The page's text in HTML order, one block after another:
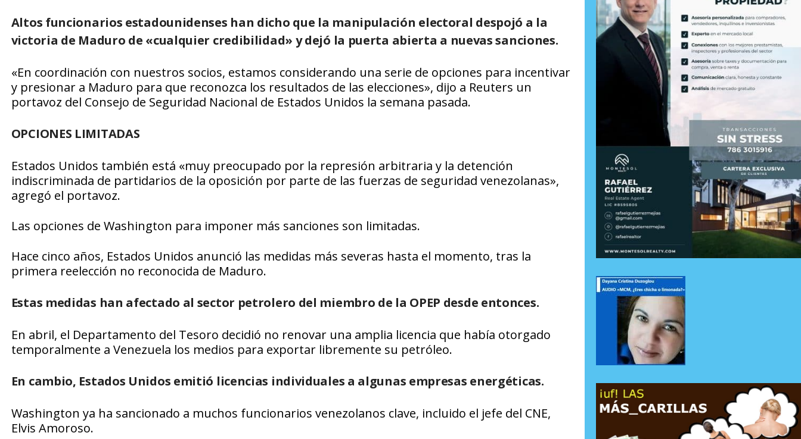
Altos funcionarios estadounidenses han dicho que la manipulación electoral despojó a la
victoria de Maduro de «cualquier credibilidad» y dejó la puerta abierta a nuevas sanciones.
«En coordinación con nuestros socios, estamos considerando una serie de opciones para incentivar
y presionar a Maduro para que reconozca los resultados de las elecciones», dijo a Reuters un
portavoz del Consejo de Seguridad Nacional de Estados Unidos la semana pasada.
OPCIONES LIMITADAS
Estados Unidos también está «muy preocupado por la represión arbitraria y la detención
indiscriminada de partidarios de la oposición por parte de las fuerzas de seguridad venezolanas»,
agregó el portavoz.
Las opciones de Washington para imponer más sanciones son limitadas.
Hace cinco años, Estados Unidos anunció las medidas más severas hasta el momento, tras la
primera reelección no reconocida de Maduro.
Estas medidas han afectado al sector petrolero del miembro de la OPEP desde entonces.
En abril, el Departamento del Tesoro decidió no renovar una amplia licencia que había otorgado
temporalmente a Venezuela los medios para exportar libremente su petróleo.
En cambio, Estados Unidos emitió licencias individuales a algunas empresas energéticas.
Washington ya ha sancionado a muchos funcionarios venezolanos clave, incluido el jefe del CNE,
Elvis Amoroso.